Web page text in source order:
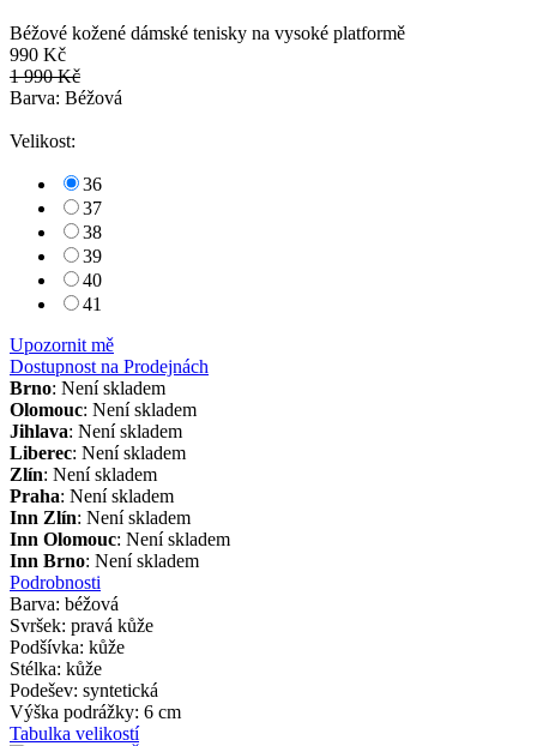
Béžové kožené dámské tenisky na vysoké platformě
990 Kč
1 990 Kč
Barva: Béžová
Velikost:
36
37
38
39
40
41
Upozornit mě
Dostupnost na Prodejnách
Brno: Není skladem
Olomouc: Není skladem
Jihlava: Není skladem
Liberec: Není skladem
Zlín: Není skladem
Praha: Není skladem
Inn Zlín: Není skladem
Inn Olomouc: Není skladem
Inn Brno: Není skladem
Podrobnosti
Barva: béžová
Svršek: pravá kůže
Podšívka: kůže
Stélka: kůže
Podešev: syntetická
Výška podrážky: 6 cm
Tabulka velikostí